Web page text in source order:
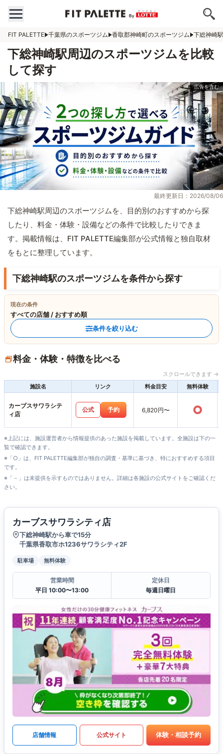
FIT PALETTE 千葉県のスポーツジム 香取郡神崎町のスポーツジム 下総神崎
下総神崎駅周辺のスポーツジムを比較
して探す
最終更新日：2026/08/06
下総神崎駅周辺のスポーツジムを、目的別のおすすめから探
したり、料金・体験・設備などの条件で比較したりできま
す。掲載情報は、FIT PALETTE編集部が公式情報と独自取材
をもとに整理しています。
下総神崎駅のスポーツジムを条件から探す
現在の条件
すべての店舗 / おすすめ順
条件を絞り込む
料金・体験・特徴を比べる
スクロールできます →
施設名
リンク 料金目安 無料体験
カーブスサワラシテ
ィ店
公式 予約 6,820円〜 ○
※上記には、施設運営者から情報提供のあった施設を掲載しています。全施設は下の一
覧で確認できます。
※「○」は、FIT PALETTE編集部が独自の調査・基準に基づき、特におすすめする項目
です。
※「－」は未提供を示すものではありません。詳細は各施設の公式サイトをご確認くだ
さい。
カーブスサワラシティ店
下総神崎駅から車で15分
千葉県香取市ホ1236サワラシティ2F
駐車場 無料体験
営業時間
平日 10:00〜13:00
定休日
毎週日曜日
店舗情報 公式サイト 体験・相談予約